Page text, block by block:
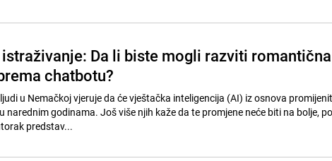
Da li biste mogli razviti romantična
chatbotu?
u Nemačkoj vjeruje da će vještačka inteligencija (AI) iz osnova
narednim godinama. Još više njih kaže da te promjene neće biti na bolje,
predstav...